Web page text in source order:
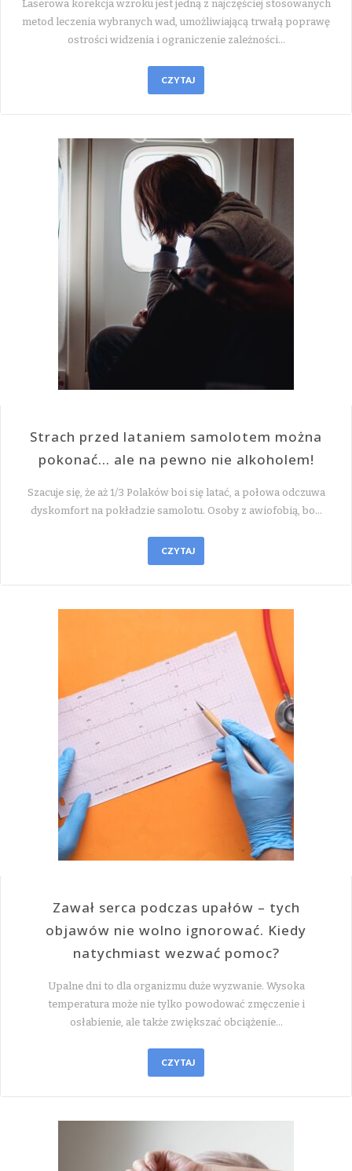
Laserowa korekcja wzroku jest jedną z najczęściej stosowanych
metod leczenia wybranych wad, umożliwiającą trwałą poprawę
ostrości widzenia i ograniczenie zależności…
CZYTAJ
Strach przed lataniem samolotem można
pokonać… ale na pewno nie alkoholem!
Szacuje się, że aż 1/3 Polaków boi się latać, a połowa odczuwa
dyskomfort na pokładzie samolotu. Osoby z awiofobią, bo…
CZYTAJ
Zawał serca podczas upałów – tych
objawów nie wolno ignorować. Kiedy
natychmiast wezwać pomoc?
Upalne dni to dla organizmu duże wyzwanie. Wysoka
temperatura może nie tylko powodować zmęczenie i
osłabienie, ale także zwiększać obciążenie…
CZYTAJ